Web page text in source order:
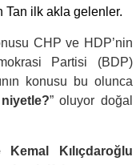
Tan ilk akla gelenler.
CHP ve HDP’nin
Partisi (BDP)
konusu bu olunca
” oluyor doğal
Kılıçdaroğlu